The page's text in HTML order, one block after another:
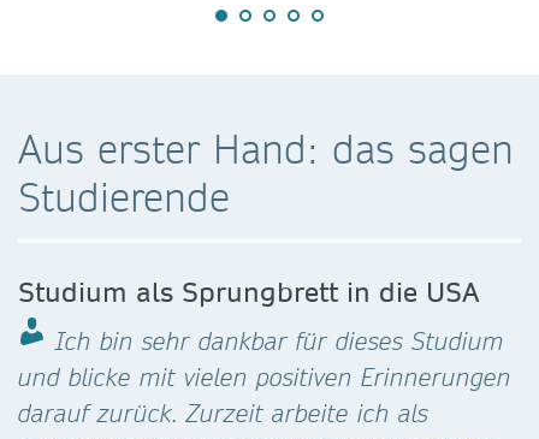
Aus erster Hand: das sagen
Studierende
Studium als Sprungbrett in die USA
Ich bin sehr dankbar für dieses Studium
und blicke mit vielen positiven Erinnerungen
darauf zurück. Zurzeit arbeite ich als